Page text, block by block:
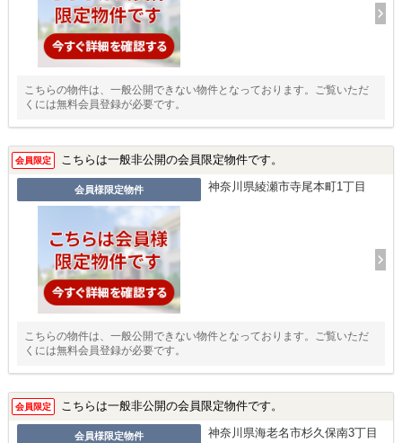
こちらの物件は、一般公開できない物件となっております。ご覧いただ
くには無料会員登録が必要です。
会員限定 こちらは一般非公開の会員限定物件です。
会員様限定物件 神奈川県綾瀬市寺尾本町1丁目
こちらの物件は、一般公開できない物件となっております。ご覧いただ
くには無料会員登録が必要です。
会員限定 こちらは一般非公開の会員限定物件です。
会員様限定物件 神奈川県海老名市杉久保南3丁目